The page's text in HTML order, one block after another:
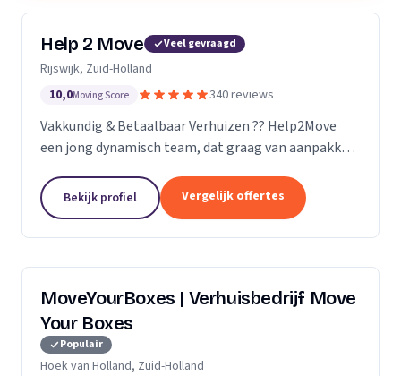
Help 2 Move Veel gevraagd
Rijswijk, Zuid-Holland
10,0Moving Score 340 reviews
Vakkundig & Betaalbaar Verhuizen ?? Help2Move
een jong dynamisch team, dat graag van aanpakken
Vraag naar de mogelijkheden.
Bekijk profiel Vergelijk offertes
MoveYourBoxes | Verhuisbedrijf Move
Your Boxes
Populair
Hoek van Holland, Zuid-Holland